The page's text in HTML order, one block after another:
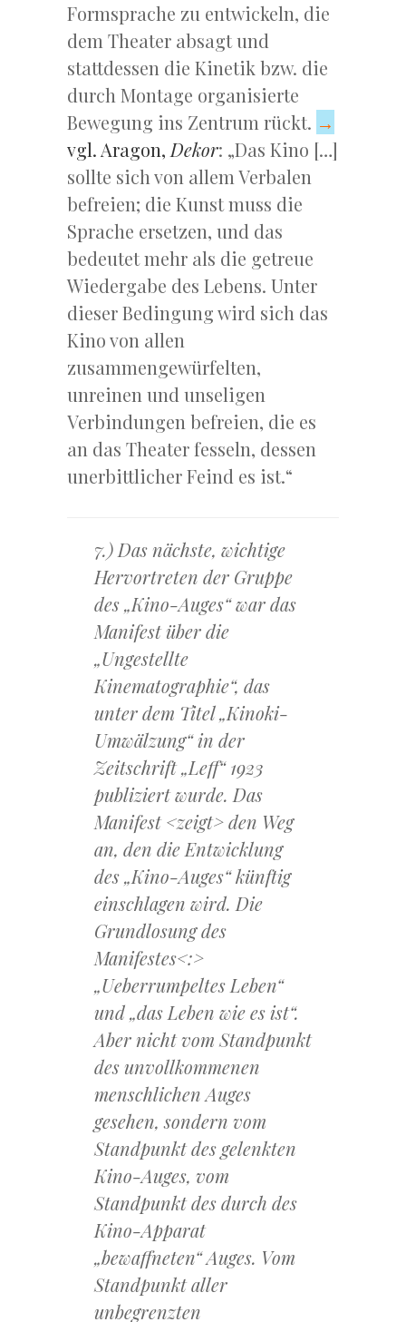
Formsprache zu entwickeln, die
dem Theater absagt und
stattdessen die Kinetik bzw. die
durch Montage organisierte
Bewegung ins Zentrum rückt. →
vgl. Aragon, Dekor: „Das Kino […]
sollte sich von allem Verbalen
befreien; die Kunst muss die
Sprache ersetzen, und das
bedeutet mehr als die getreue
Wiedergabe des Lebens. Unter
dieser Bedingung wird sich das
Kino von allen
zusammengewürfelten,
unreinen und unseligen
Verbindungen befreien, die es
an das Theater fesseln, dessen
unerbittlicher Feind es ist.“
7.) Das nächste, wichtige
Hervortreten der Gruppe
des „Kino-Auges“ war das
Manifest über die
„Ungestellte
Kinematographie“, das
unter dem Titel „Kinoki-
Umwälzung“ in der
Zeitschrift „Leff“ 1923
publiziert wurde. Das
Manifest <zeigt> den Weg
an, den die Entwicklung
des „Kino-Auges“ künftig
einschlagen wird. Die
Grundlosung des
Manifestes<:>
„Ueberrumpeltes Leben“
und „das Leben wie es ist“.
Aber nicht vom Standpunkt
des unvollkommenen
menschlichen Auges
gesehen, sondern vom
Standpunkt des gelenkten
Kino-Auges, vom
Standpunkt des durch des
Kino-Apparat
„bewaffneten“ Auges. Vom
Standpunkt aller
unbegrenzten